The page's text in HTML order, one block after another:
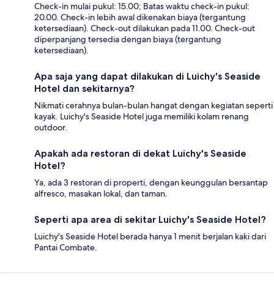
Check-in mulai pukul: 15.00; Batas waktu check-in pukul:
20.00. Check-in lebih awal dikenakan biaya (tergantung
ketersediaan). Check-out dilakukan pada 11.00. Check-out
diperpanjang tersedia dengan biaya (tergantung
ketersediaan).
Apa saja yang dapat dilakukan di Luichy's Seaside
Hotel dan sekitarnya?
Nikmati cerahnya bulan-bulan hangat dengan kegiatan seperti
kayak. Luichy's Seaside Hotel juga memiliki kolam renang
outdoor.
Apakah ada restoran di dekat Luichy's Seaside
Hotel?
Ya, ada 3 restoran di properti, dengan keunggulan bersantap
alfresco, masakan lokal, dan taman.
Seperti apa area di sekitar Luichy's Seaside Hotel?
Luichy's Seaside Hotel berada hanya 1 menit berjalan kaki dari
Pantai Combate.